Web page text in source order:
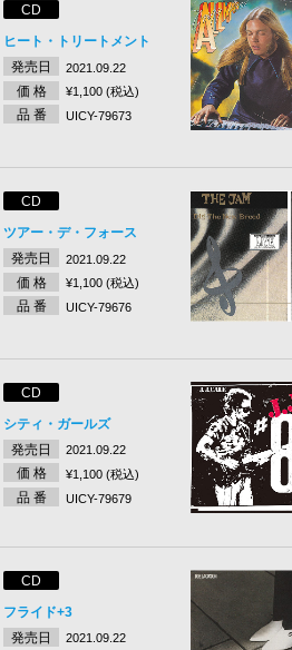
CD
ヒート・トリートメント
発売日
2021.09.22
価 格 ¥1,100 (税込)
品 番 UICY-79673
CD
ツアー・デ・フォース
発売日
2021.09.22
価 格 ¥1,100 (税込)
品 番 UICY-79676
CD
シティ・ガールズ
発売日
2021.09.22
価 格 ¥1,100 (税込)
品 番 UICY-79679
CD
フライド+3
発売日
2021.09.22